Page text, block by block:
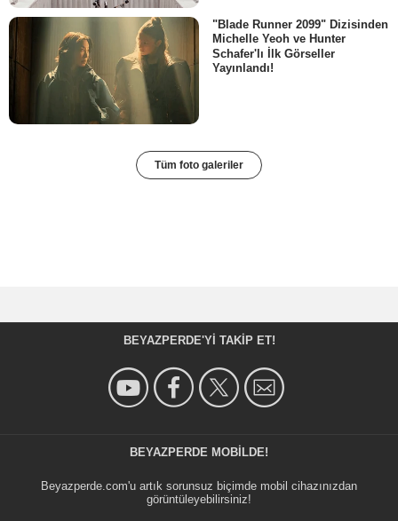
"Blade Runner 2099" Dizisinden
Michelle Yeoh ve Hunter
Schafer'lı İlk Görseller
Yayınlandı!
Tüm foto galeriler
BEYAZPERDE'YI TAKIP ET!
BEYAZPERDE MOBILDE!
Beyazperde.com'u artık sorunsuz biçimde mobil cihazınızdan
görüntüleyebilirsiniz!